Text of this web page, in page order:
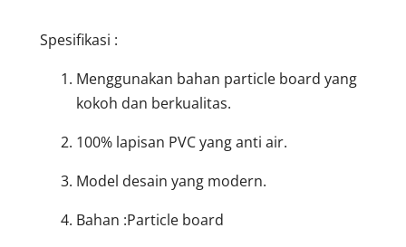
Spesifikasi :
Menggunakan bahan particle board yang
kokoh dan berkualitas.
100% lapisan PVC yang anti air.
Model desain yang modern.
Bahan :Particle board